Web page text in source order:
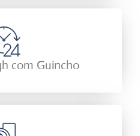
com Guincho